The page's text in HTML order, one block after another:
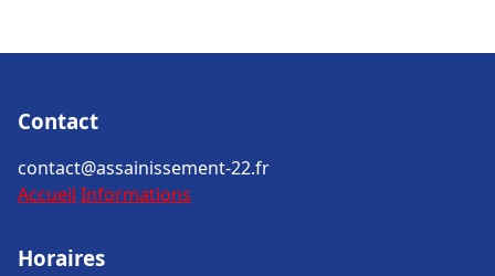
Contact
contact@assainissement-22.fr
Accueil Informations
Horaires